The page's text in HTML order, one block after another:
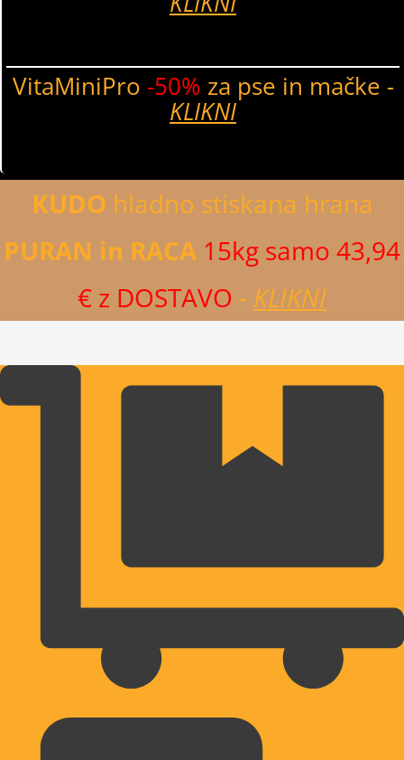
VitaMiniPro -50% za pse in mačke -
KLIKNI
KUDO hladno stiskana hrana
PURAN in RACA 15kg samo 43,94
€ z DOSTAVO - KLIKNI